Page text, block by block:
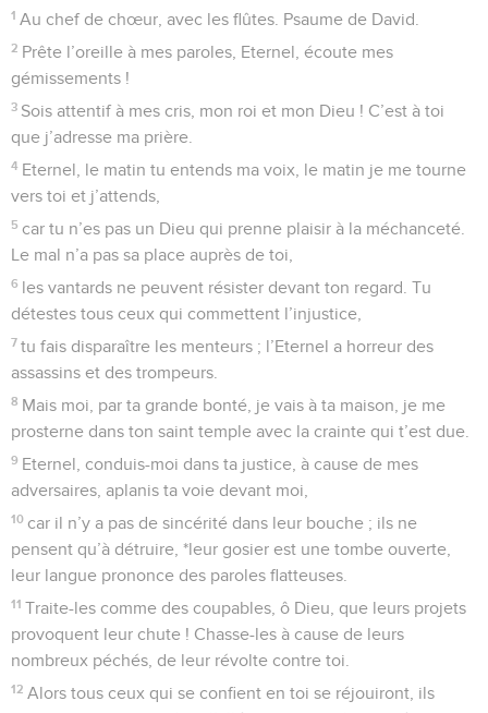
1 Au chef de chœur, avec les flûtes. Psaume de David.
2 Prête l’oreille à mes paroles, Eternel, écoute mes
gémissements !
3 Sois attentif à mes cris, mon roi et mon Dieu ! C’est à toi
que j’adresse ma prière.
4 Eternel, le matin tu entends ma voix, le matin je me tourne
vers toi et j’attends,
5 car tu n’es pas un Dieu qui prenne plaisir à la méchanceté.
Le mal n’a pas sa place auprès de toi,
6 les vantards ne peuvent résister devant ton regard. Tu
détestes tous ceux qui commettent l’injustice,
7 tu fais disparaître les menteurs ; l’Eternel a horreur des
assassins et des trompeurs.
8 Mais moi, par ta grande bonté, je vais à ta maison, je me
prosterne dans ton saint temple avec la crainte qui t’est due.
9 Eternel, conduis-moi dans ta justice, à cause de mes
adversaires, aplanis ta voie devant moi,
10 car il n’y a pas de sincérité dans leur bouche ; ils ne
pensent qu’à détruire, *leur gosier est une tombe ouverte,
leur langue prononce des paroles flatteuses.
11 Traite-les comme des coupables, ô Dieu, que leurs projets
provoquent leur chute ! Chasse-les à cause de leurs
nombreux péchés, de leur révolte contre toi.
12 Alors tous ceux qui se confient en toi se réjouiront, ils